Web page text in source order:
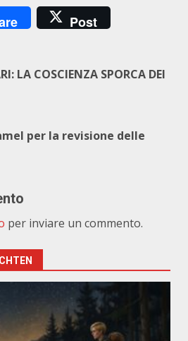
Post
LA COSCIENZA SPORCA DEI
per la revisione delle
per inviare un commento.